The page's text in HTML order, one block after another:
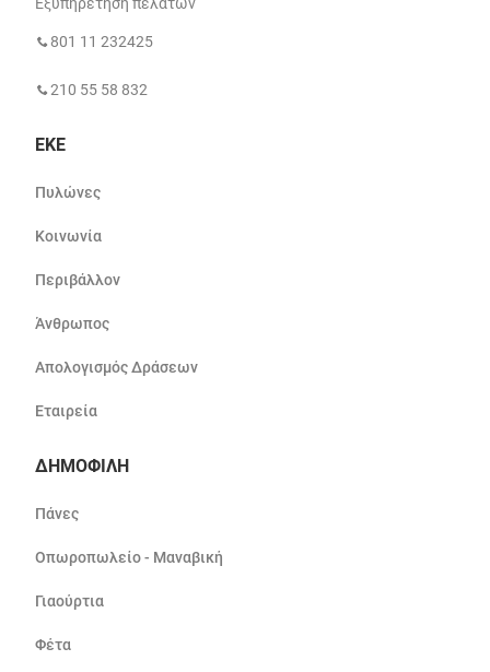
801 11 232425
210 55 58 832
ΕΚΕ
Πυλώνες
Κοινωνία
Περιβάλλον
Άνθρωπος
Απολογισμός Δράσεων
Εταιρεία
ΔΗΜΟΦΙΛΗ
Πάνες
Οπωροπωλείο - Μαναβική
Γιαούρτια
Φέτα